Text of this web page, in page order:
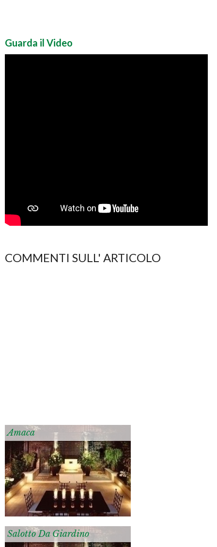
Guarda il Video
COMMENTI SULL' ARTICOLO
Amaca
Salotto Da Giardino